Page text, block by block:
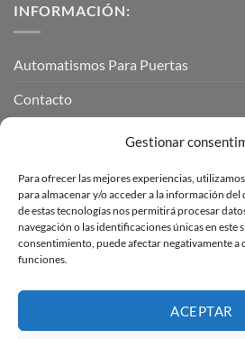
Gestionar
Para ofrecer las mejores experiencias,
para almacenar y/o acceder a la información
de estas tecnologías nos permitirá procesar
navegación o las identificaciones únicas en este
consentimiento, puede afectar negativamente a
funciones.
ACEPTAR
INFORMACIÓN:
Automatismos Para Puertas
Contacto
INFORMACIÓN LEGAL
Aviso Legal